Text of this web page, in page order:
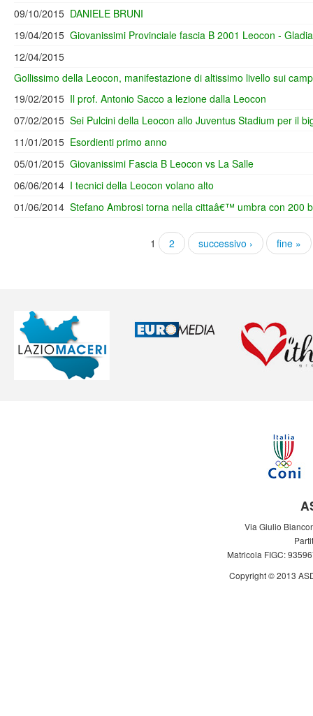
09/10/2015 DANIELE BRUNI
19/04/2015 Giovanissimi Provinciale fascia B 2001 Leocon -
12/04/2015
Gollissimo della Leocon, manifestazione di altissimo livello sui
19/02/2015 Il prof. Antonio Sacco a lezione dalla Leocon
07/02/2015 Sei Pulcini della Leocon allo Juventus Stadium per il
11/01/2015 Esordienti primo anno
05/01/2015 Giovanissimi Fascia B Leocon vs La Salle
06/06/2014 I tecnici della Leocon volano alto
01/06/2014 Stefano Ambrosi torna nella cittaâ€™ umbra con 200
1 2 successivo › fine »
Via Giulio
Matricola FIGC:
Copyright © 2013